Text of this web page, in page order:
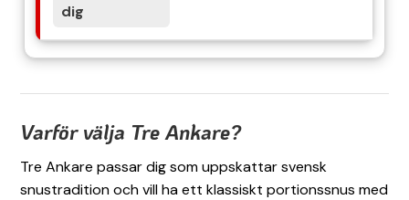
Varför välja Tre Ankare?
Tre Ankare passar dig som uppskattar svensk
snustradition och vill ha ett klassiskt portionssnus med